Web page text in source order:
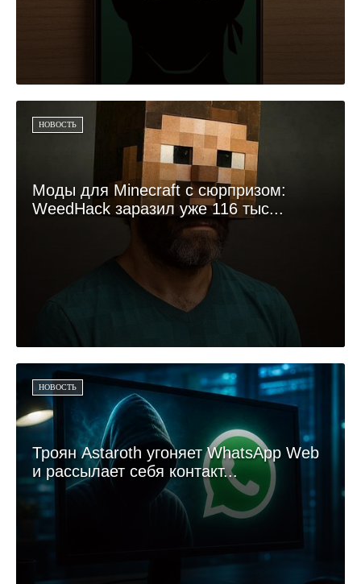
НОВОСТЬ
Моды для Minecraft с сюрпризом:
WeedHack заразил уже 116 тыс...
НОВОСТЬ
Троян Astaroth угоняет WhatsApp Web
и рассылает себя контакт...